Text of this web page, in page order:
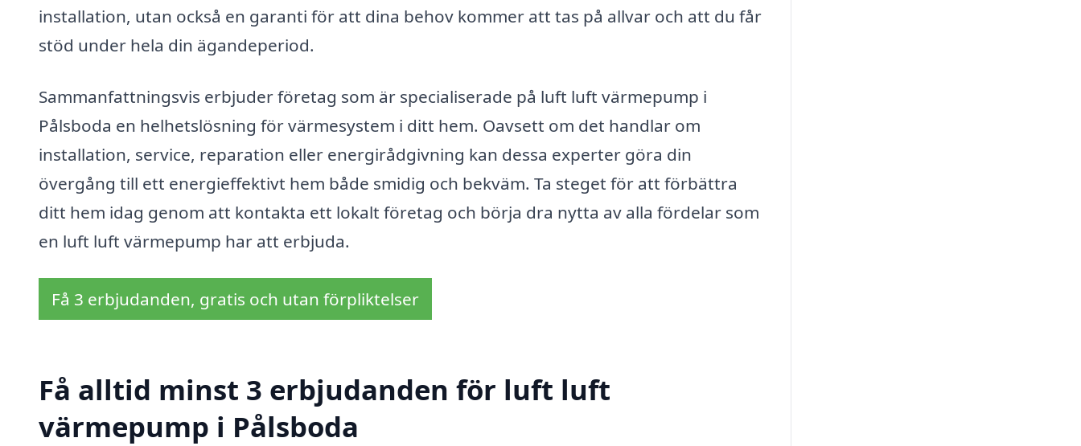
installation, utan också en garanti för att dina behov kommer att tas på allvar och att du får
stöd under hela din ägandeperiod.
Sammanfattningsvis erbjuder företag som är specialiserade på luft luft värmepump i
Pålsboda en helhetslösning för värmesystem i ditt hem. Oavsett om det handlar om
installation, service, reparation eller energirådgivning kan dessa experter göra din
övergång till ett energieffektivt hem både smidig och bekväm. Ta steget för att förbättra
ditt hem idag genom att kontakta ett lokalt företag och börja dra nytta av alla fördelar som
en luft luft värmepump har att erbjuda.
Få 3 erbjudanden, gratis och utan förpliktelser
Få alltid minst 3 erbjudanden för luft luft
värmepump i Pålsboda